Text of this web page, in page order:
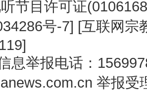
节目许可证
号-7] [互联网宗
]
息举报电话：
举报受